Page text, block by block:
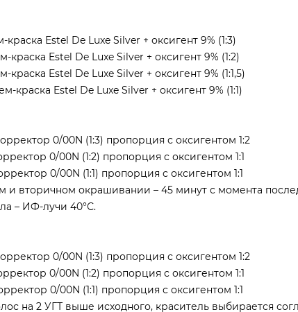
Estel De Luxe Silver + оксигент 9% (1:3)
Estel De Luxe Silver + оксигент 9% (1:2)
Estel De Luxe Silver + оксигент 9% (1:1,5)
краска Estel De Luxe Silver + оксигент 9% (1:1)
0/00N (1:3) пропорция с оксигентом 1:2
0/00N (1:2) пропорция с оксигентом 1:1
0/00N (1:1) пропорция с оксигентом 1:1
и вторичном окрашивании – 45 минут с момента
– ИФ-лучи 40°С.
0/00N (1:3) пропорция с оксигентом 1:2
0/00N (1:2) пропорция с оксигентом 1:1
0/00N (1:1) пропорция с оксигентом 1:1
на 2 УГТ выше исходного, краситель выбирается